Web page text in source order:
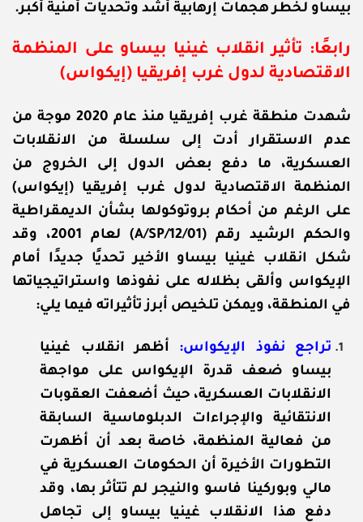
بيساو لخطر هجمات إرهابية أشد وتحديات أمنية أكبر.
رابعًا: تأثير انقلاب غينيا بيساو على المنظمة
الاقتصادية لدول غرب إفريقيا (إيكواس)
شهدت منطقة غرب إفريقيا منذ عام 2020 موجة من
عدم الاستقرار أدت إلى سلسلة من الانقلابات
العسكرية، ما دفع بعض الدول إلى الخروج من
المنظمة الاقتصادية لدول غرب إفريقيا (إيكواس)
على الرغم من أحكام بروتوكولها بشأن الديمقراطية
والحكم الرشيد رقم (A/SP/12/01) لعام 2001، وقد
شكل انقلاب غينيا بيساو الأخير تحديًا جديدًا أمام
الإيكواس وألقى بظلاله على نفوذها واستراتيجياتها
في المنطقة، ويمكن تلخيص أبرز تأثيراته فيما يلي:
تراجع نفوذ الإيكواس:
أظهر انقلاب غينيا
بيساو ضعف قدرة الإيكواس على مواجهة
الانقلابات العسكرية، حيث أضعفت العقوبات
الانتقائية والإجراءات الدبلوماسية السابقة
من فعالية المنظمة، خاصة بعد أن أظهرت
التطورات الأخيرة أن الحكومات العسكرية في
مالي وبوركينا فاسو والنيجر لم تتأثر بها، وقد
دفع هذا الانقلاب غينيا بيساو إلى تجاهل